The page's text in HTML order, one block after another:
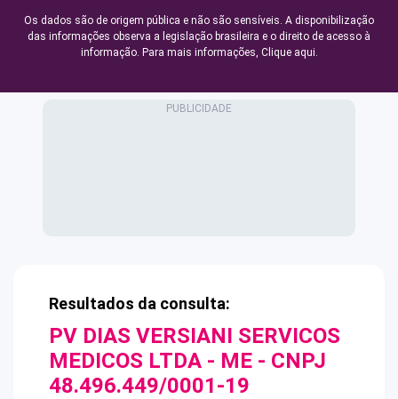
Os dados são de origem pública e não são sensíveis. A disponibilização
das informações observa a legislação brasileira e o direito de acesso à
informação. Para mais informações, Clique aqui.
Resultados da consulta:
PV DIAS VERSIANI SERVICOS
MEDICOS LTDA - ME - CNPJ
48.496.449/0001-19